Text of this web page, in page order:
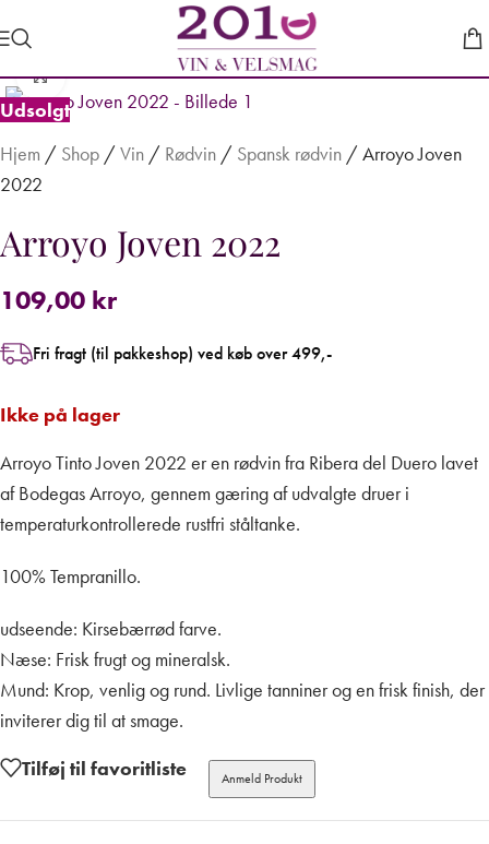
Udsolgt
Forstør
Hjem / Shop / Vin / Rødvin / Spansk rødvin / Arroyo Joven
2022
Arroyo Joven 2022
109,00 kr
Fri fragt (til pakkeshop) ved køb over 499,-
Ikke på lager
Arroyo Tinto Joven 2022 er en rødvin fra Ribera del Duero lavet
af Bodegas Arroyo, gennem gæring af udvalgte druer i
temperaturkontrollerede rustfri ståltanke.
100% Tempranillo.
udseende: Kirsebærrød farve.
Næse: Frisk frugt og mineralsk.
Mund: Krop, venlig og rund. Livlige tanniner og en frisk finish, der
inviterer dig til at smage.
Tilføj til favoritliste
Anmeld Produkt